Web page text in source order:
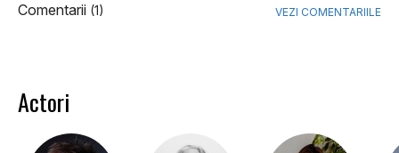
Comentarii (1) VEZI COMENTARIILE
Actori